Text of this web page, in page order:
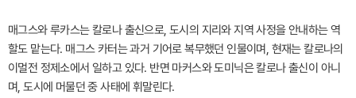
매그스와 루카스는 칼로나 출신으로, 도시의 지리와 지역 사정을 안내하는 역
할도 맡는다. 매그스 카터는 과거 기어로 복무했던 인물이며, 현재는 칼로나의
이멀전 정제소에서 일하고 있다. 반면 마커스와 도미닉은 칼로나 출신이 아니
며, 도시에 머물던 중 사태에 휘말린다.